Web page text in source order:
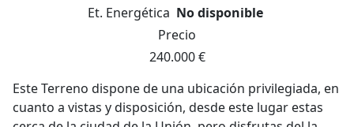
Et. Energética No disponible
Precio
240.000 €
Este Terreno dispone de una ubicación privilegiada, en
cuanto a vistas y disposición, desde este lugar estas